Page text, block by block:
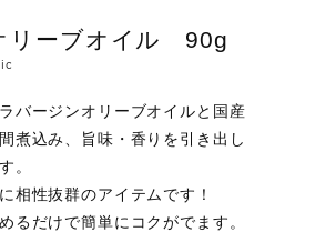
リーブオイル 90g
バージンオリーブオイルと国産
煮込み、旨味・香りを引き出し
。
相性抜群のアイテムです！
るだけで簡単にコクがでます。